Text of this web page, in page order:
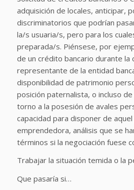
adquisición de locales, anticipar,
discriminatorios que podrían
la/s usuaria/s, pero para los
preparada/s. Piénsese, por
de un crédito bancario durante la
representante de la entidad
disponibilidad de patrimonio
posición paternalista, o incluso
torno a la posesión de avales
capacidad para disponer de
emprendedora, análisis que se
términos si la negociación fuese
Trabajar la situación temida o la
Que pasaría si…